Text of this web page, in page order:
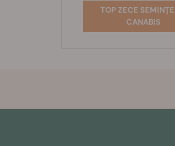
TOP ZECE
CANABIS